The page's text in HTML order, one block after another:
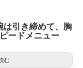
は引き締めて、胸
ードメニュー
む